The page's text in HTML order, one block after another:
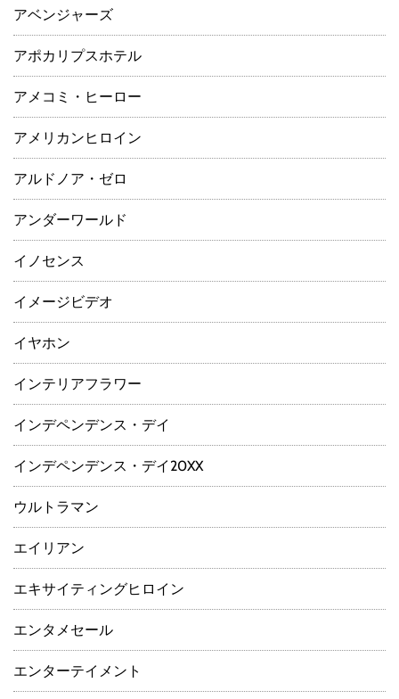
アベンジャーズ
アポカリプスホテル
アメコミ・ヒーロー
アメリカンヒロイン
アルドノア・ゼロ
アンダーワールド
イノセンス
イメージビデオ
イヤホン
インテリアフラワー
インデペンデンス・デイ
インデペンデンス・デイ20XX
ウルトラマン
エイリアン
エキサイティングヒロイン
エンタメセール
エンターテイメント